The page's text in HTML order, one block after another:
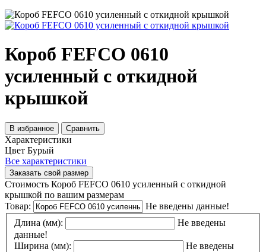
Короб FEFCO 0610
усиленный с откидной
крышкой
В избранное Сравнить
Характеристики
Цвет Бурый
Все характеристики
Заказать свой размер
Стоимость Короб FEFCO 0610 усиленный с откидной
крышкой по вашим размерам
Товар:
Не введены данные!
Длина (мм):
Не введены
данные!
Ширина (мм):
Не введены